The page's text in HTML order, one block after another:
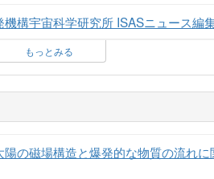
構宇宙科学研究所 ISASニュース編
もっとみる
の磁場構造と爆発的な物質の流れ